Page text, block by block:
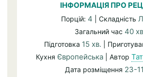
ІНФОРМАЦІЯ ПРО
Порцій: 4 | Складність
Загальний час 40
Підготовка 15 хв. |
Кухня Європейська | Автор
Дата розміщення 23-